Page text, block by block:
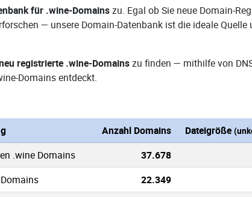
für .wine-Domainszu. Egal ob Sie neue Domain-
— unsere Domain-Datenbank ist die ideale
registrierte .wine-Domainszu finden — mithilfe von
Domains entdeckt.
Anzahl Domains Dateigröße
.wine Domains 37.678
22.349